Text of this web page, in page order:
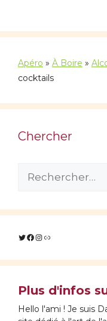
Apéro » À Boire »
cocktails
Chercher
Twitter
Facebook
Instagram
Lien
Plus d'infos
Hello l'ami ! Je suis